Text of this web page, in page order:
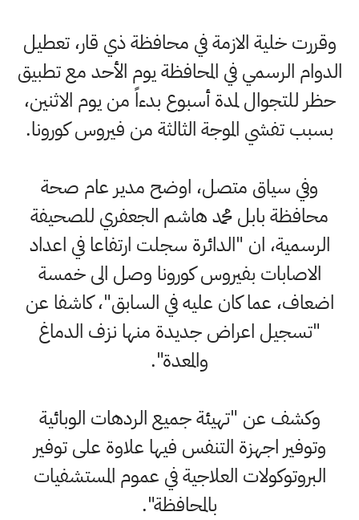
وقررت خلية الازمة في محافظة ذي قار، تعطيل
الدوام الرسمي في المحافظة يوم الأحد مع تطبيق
حظر للتجوال لمدة أسبوع بدءاً من يوم الاثنين،
بسبب تفشي الموجة الثالثة من فيروس كورونا.
وفي سياق متصل، اوضح مدير عام صحة
محافظة بابل محمد هاشم الجعفري للصحيفة
الرسمية، ان "الدائرة سجلت ارتفاعا في اعداد
الاصابات بفيروس كورونا وصل الى خمسة
اضعاف، عما كان عليه في السابق"، كاشفا عن
"تسجيل اعراض جديدة منها نزف الدماغ
والمعدة".
وكشف عن "تهيئة جميع الردهات الوبائية
وتوفير اجهزة التنفس فيها علاوة على توفير
البروتوكولات العلاجية في عموم المستشفيات
بالمحافظة".